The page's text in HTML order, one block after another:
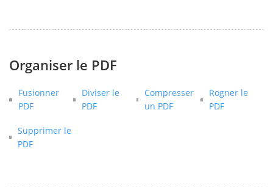
Organiser le PDF
Fusionner
PDF
Diviser le
PDF
Compresser
un PDF
Rogner le
PDF
Supprimer le
PDF